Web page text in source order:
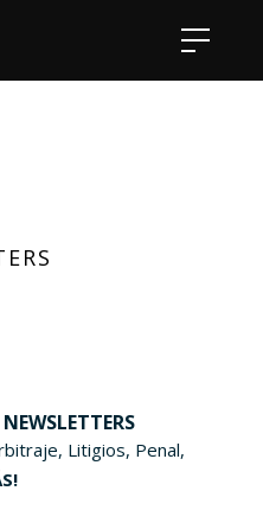
Litigios, Penal,